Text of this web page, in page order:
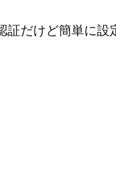
だけど簡単に設